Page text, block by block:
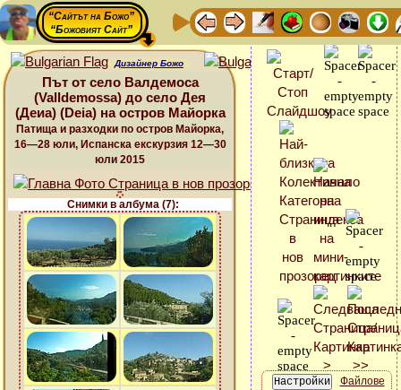
“Сайтът на Божо”
“Божовият Сайт”
Дизайнер Божо
Път от село Валдемоса
(Valldemossa) до село Дея
(Деиа) (Deia) на остров Майорка
Патища и разходки по остров Майорка,
16—28 юли, Испанска екскурзия 12—30
юли 2015
Снимки в албума (7):
Файлове